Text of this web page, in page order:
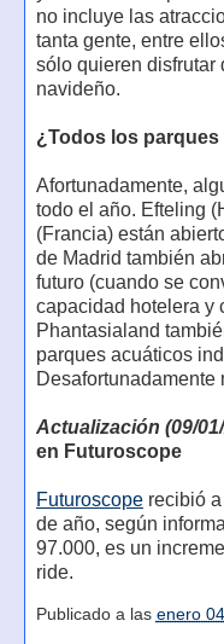
no incluye las
tanta gente, entre
sólo quieren disfrutar
navideño.
¿Todos los
Afortunadamente,
todo el año. Efteling
(Francia) están
de Madrid también
futuro (cuando se
capacidad hotelera y
Phantasialand
parques acuáticos
Actualización (09/
en Futuroscope
Futuroscoperecibió a
de año, según
97.000, es un
ride.
Publicado a las enero